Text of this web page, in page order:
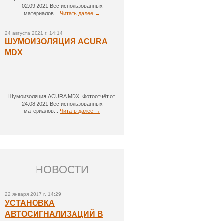
02.09.2021 Вес использованных
материалов... Читать далее →
24 августа 2021 г. 14:14
ШУМОИЗОЛЯЦИЯ ACURA
MDX
Шумоизоляция ACURA MDX. Фотоотчёт от
24.08.2021 Вес использованных
материалов... Читать далее →
НОВОСТИ
22 января 2017 г. 14:29
УСТАНОВКА
АВТОСИГНАЛИЗАЦИЙ В